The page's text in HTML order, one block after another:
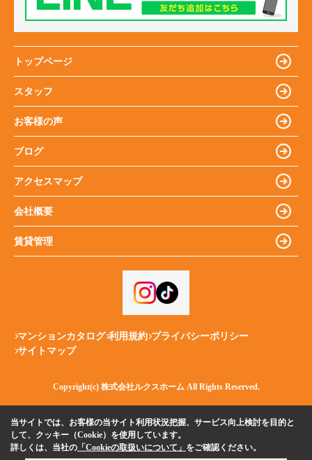
トップページ
スタッフ
お客様の声
ブログ
アクセスマップ
会社概要
賃貸管理
マンションカタログ 利用規約 プライバシーポリシー
サイトマップ
Copyright(c) 株式会社ルクスホーム All Rights Reserved.
当サイトでは、お客様の当サイト利用状況把握、サービス向上検討を目的と
して、クッキー（Cookie）を使用しています。
詳しくは、当社の 「Cookieの取扱いについて」 をご確認ください。